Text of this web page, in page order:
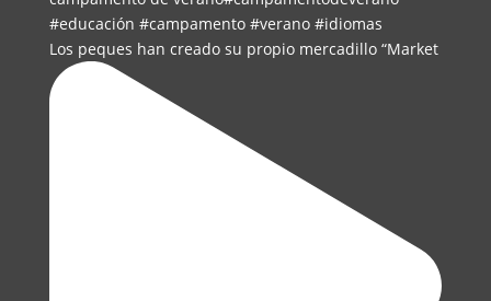
Los peques han creado su propio mercadillo “Market